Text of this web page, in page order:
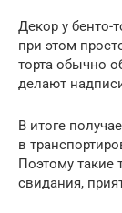
Декор у бенто-
при этом
торта обычно
делают
В итоге
в
Поэтому такие
свидания,